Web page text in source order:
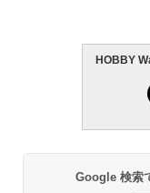
HOBBY
Google 検索